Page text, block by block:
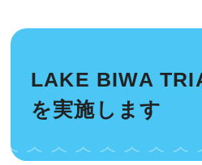
LAKE BIWA
を実施します